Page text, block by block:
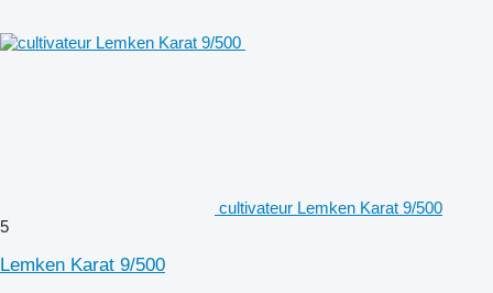
cultivateur Lemken Karat 9/500
5
Lemken Karat 9/500